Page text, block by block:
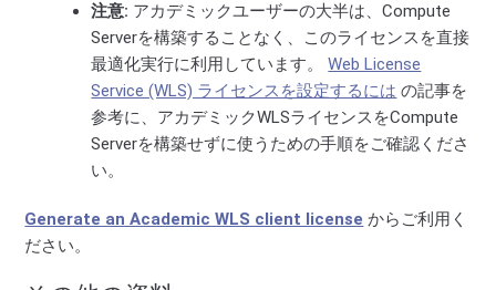
注意: アカデミックユーザーの大半は、Compute
Serverを構築することなく、このライセンスを直接
最適化実行に利用しています。Web License
Service (WLS) ライセンスを設定するには の記事を
参考に、アカデミックWLSライセンスをCompute
Serverを構築せずに使うための手順をご確認くださ
い。
Generate an Academic WLS client license からご利用く
ださい。